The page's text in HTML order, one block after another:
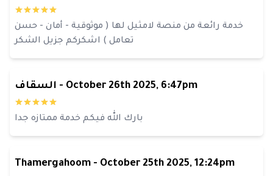
خدمة رائعة من منصة لامثيل لها ( موثوقية - أمان - حسن
تعامل ) اشكركم جزيل الشكر
- October 26th 2025, 6:47pm
بارك الله فيكم خدمة ممتازه جدا
Thamergahoom - October 25th 2025, 12:24pm